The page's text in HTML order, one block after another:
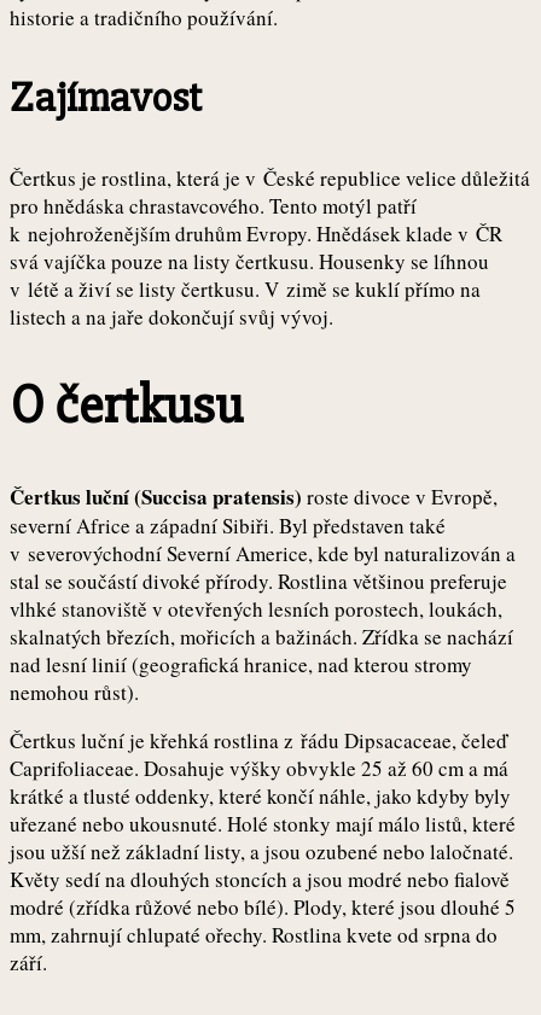
historie a tradičního používání.
Zajímavost
Čertkus je rostlina, která je v České republice velice důležitá
pro hnědáska chrastavcového. Tento motýl patří
k nejohroženějším druhům Evropy. Hnědásek klade v ČR
svá vajíčka pouze na listy čertkusu. Housenky se líhnou
v létě a živí se listy čertkusu. V zimě se kuklí přímo na
listech a na jaře dokončují svůj vývoj.
O čertkusu
Čertkus luční (Succisa pratensis) roste divoce v Evropě,
severní Africe a západní Sibiři. Byl představen také
v severovýchodní Severní Americe, kde byl naturalizován a
stal se součástí divoké přírody. Rostlina většinou preferuje
vlhké stanoviště v otevřených lesních porostech, loukách,
skalnatých březích, mořicích a bažinách. Zřídka se nachází
nad lesní linií (geografická hranice, nad kterou stromy
nemohou růst).
Čertkus luční je křehká rostlina z řádu Dipsacaceae, čeleď
Caprifoliaceae. Dosahuje výšky obvykle 25 až 60 cm a má
krátké a tlusté oddenky, které končí náhle, jako kdyby byly
uřezané nebo ukousnuté. Holé stonky mají málo listů, které
jsou užší než základní listy, a jsou ozubené nebo laločnaté.
Květy sedí na dlouhých stoncích a jsou modré nebo fialově
modré (zřídka růžové nebo bílé). Plody, které jsou dlouhé 5
mm, zahrnují chlupaté ořechy. Rostlina kvete od srpna do
září.